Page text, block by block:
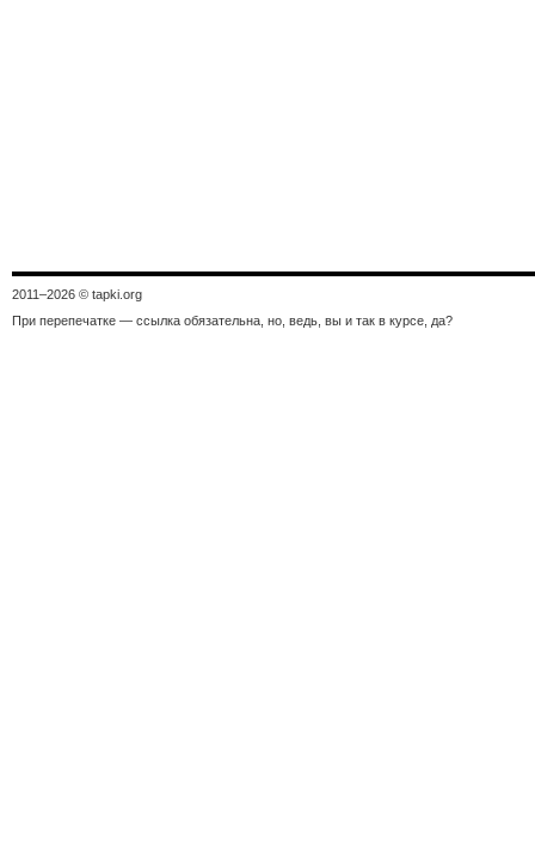
2011–2026 © tapki.org
При перепечатке — ссылка обязательна, но, ведь, вы и так в курсе, да?